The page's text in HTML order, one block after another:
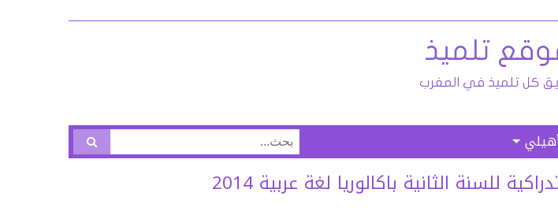
البحث
عن:
الثانية باكالوريا لغة عربية 2014